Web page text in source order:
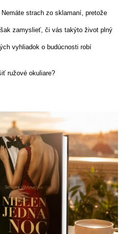
strach zo sklamaní, pretože
zamyslieť, či vás takýto život plný
vyhliadok o budúcnosti robí
ružové okuliare?